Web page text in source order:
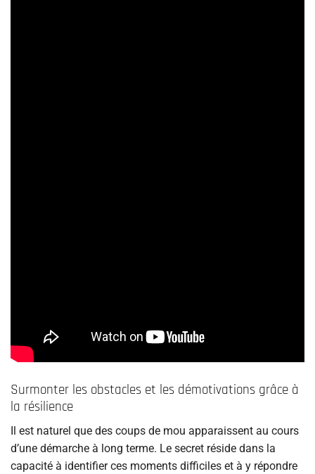
Surmonter les obstacles et les démotivations grâce à
la résilience
Il est naturel que des coups de mou apparaissent au cours
d’une démarche à long terme. Le secret réside dans la
capacité à identifier ces moments difficiles et à y répondre